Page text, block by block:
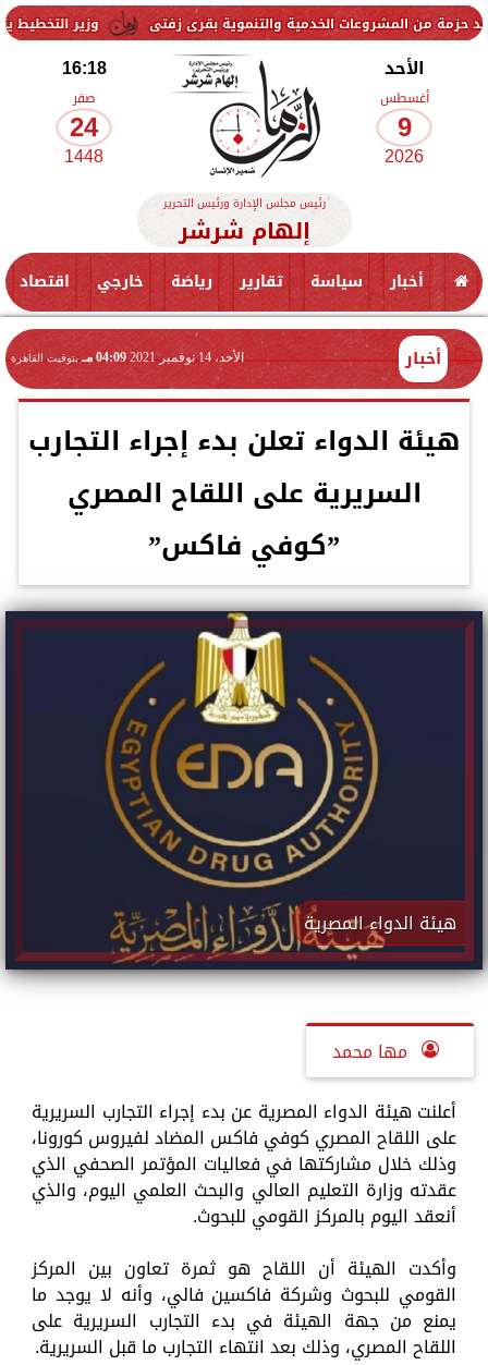
وزير التخطيط يتابع الخدمية والتنموية بقرى زفتى
الأحد
أغسطس
9
2026
16:18
صفر
24
1448
رئيس مجلس الإدارة ورئيس التحرير
إلهام شرشر
أخبار سياسة تقارير رياضة خارجي اقتصاد
أخبار الأحد، 14 نوفمبر 2021 04:09 مـ بتوقيت القاهرة
هيئة الدواء تعلن بدء إجراء التجارب
السريرية على اللقاح المصري
”كوفي فاكس”
هيئة الدواء المصرية
مها محمد
أعلنت هيئة الدواء المصرية عن بدء إجراء التجارب السريرية
على اللقاح المصري كوفي فاكس المضاد لفيروس كورونا،
وذلك خلال مشاركتها في فعاليات المؤتمر الصحفي الذي
عقدته وزارة التعليم العالي والبحث العلمي اليوم، والذي
أنعقد اليوم بالمركز القومي للبحوث.
وأكدت الهيئة أن اللقاح هو ثمرة تعاون بين المركز
القومي للبحوث وشركة فاكسين فالي، وأنه لا يوجد ما
يمنع من جهة الهيئة في بدء التجارب السريرية على
اللقاح المصري، وذلك بعد انتهاء التجارب ما قبل السريرية.